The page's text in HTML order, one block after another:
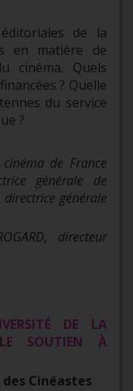
de la
en matière de
cinéma. Quels
? Quelle
du service
?
de France
générale de
directrice générale
directeur
DE LA
SOUTIEN À
Cinéastes